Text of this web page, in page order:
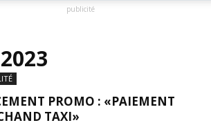
publicité
PROMO : «PAIEMENT
TAXI»